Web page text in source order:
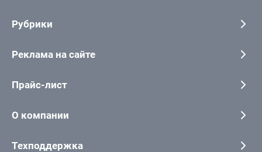
Рубрики
Реклама на сайте
Прайс-лист
О компании
Техподдержка